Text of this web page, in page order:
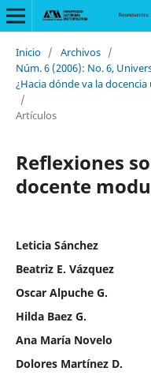
Inicio / Archivos /
Núm. 6 (2006): No. 6,
¿Hacia dónde va la
/
Artículos
Reflexiones
docente
Leticia Sánchez
Beatriz E. Vázquez
Oscar Alpuche G.
Hilda Baez G.
Ana María Novelo
Dolores Martínez D.